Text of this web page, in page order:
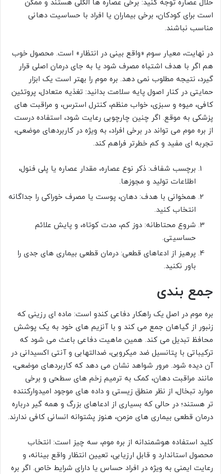
حلال عصاره توجه کنید: برخی عصاره ها الکلی هستند و ممکن
است برای کودکان، برخی بیماران یا افراد با حساسیت دهانی
مناسب نباشند.
در نهایت، معیار سوم «واقع بینی در انتظار» است. محصول خوب
هم اگر با هدف اشتباه مصرف شود یا به جای درمان اصلی قرار
گیرد، نتیجه مطلوب نمی دهد. بره موم را بهتر است یک ابزار
حمایتی در کنار اصول پایه سلامت بدانید: تغذیه متعادل، پروتئین
کافی، میوه و سبزی، خواب منظم، کنترل استرس، و مراقبت های
پزشکی به موقع. اگر چنین چارچوبی رعایت شود، استفاده درست
از بره موم می تواند در برخی افراد، به ویژه در کاربردهای موضعی،
تجربه ای مفید و کم خطرتر فراهم کند.
برچسب شفاف: ذکر نوع عصاره، مقدار عصاره یا پلی فنول،
اطلاعات تولید و مجوزها.
همخوانی با هدف: دهان، پوست یا مصرف خوراکی را جداگانه
انتخاب کنید.
شروع محتاطانه: دوز کم، مدت کوتاه، و پایش علائم
حساسیتی.
پرهیز از ادعاهای قطعی: درمان قطعی بیماری های جدی را
باور نکنید.
جمع بندی
بره موم در اصل یک راهکار دفاعی کندو است: ماده ای رزینی که
زنبور از گیاهان جمع می کند و با آنزیم های خود به یک پوشش
محافظ تبدیل می کند. همین ماهیت دفاعی باعث می شود که
ترکیباتی با پتانسیل ضد میکروبی، ضدالتهابی و آنتی اکسیدانی در
آن دیده شود. مرور شواهد نشان می دهد که کاربردهای موضعی،
مانند مراقبت دهان، کمک به ترمیم زخم های سطحی و برخی
موارد تبخال، از نظر منطق زیستی و داده های موجود امیدوارکننده
تر هستند؛ در حالی که بسیاری از ادعاهای بزرگ و همه گیر درباره
درمان قطعی بیماری های مزمن، هنوز پشتوانه انسانی کافی ندارند.
کلید استفاده هوشمندانه از بره موم، سه چیز است: انتخاب
محصول استاندارد و قابل ارزیابی، تعیین انتظار واقع بینانه، و
رعایت ایمنی به ویژه در افراد حساس یا دارای شرایط خاص. اگر بره